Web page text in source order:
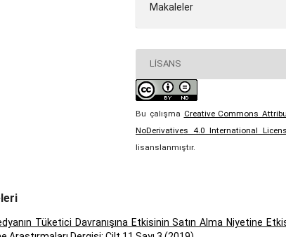
Makaleler
LISANS
Bu çalışma Creative Commons
NoDerivatives 4.0 International
lisanslanmıştır.
Tüketici Davranışına Etkisinin Satın Alma Niyetine